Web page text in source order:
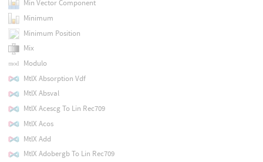
Min Vector Component
Minimum
Minimum Position
Mix
Modulo
MtlX Absorption Vdf
MtlX Absval
MtlX Acescg To Lin Rec709
MtlX Acos
MtlX Add
MtlX Adobergb To Lin Rec709